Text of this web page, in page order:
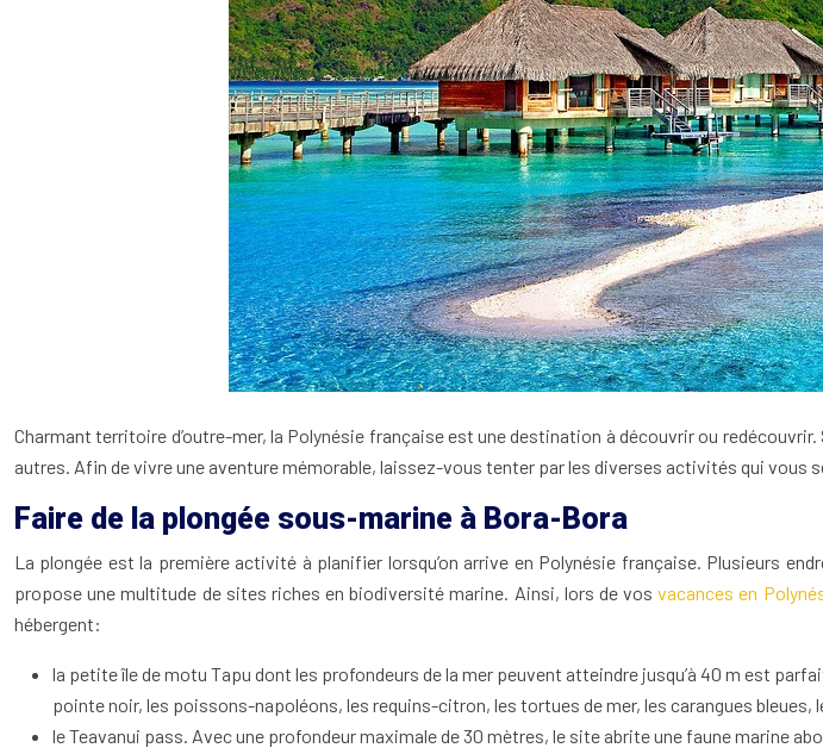
Charmant territoire d’outre-mer, la Polynésie française est une destination à découvrir ou
autres. Afin de vivre une aventure mémorable, laissez-vous tenter par les diverses activités qui vous
Faire de la plongée sous-marine à Bora-Bora
La plongée est la première activité à planifier lorsqu’on arrive en Polynésie française. Plusieurs
propose une multitude de sites riches en biodiversité marine. Ainsi, lors de vosvacances en
hébergent:
la petite île de motu Tapu dont les profondeurs de la mer peuvent atteindre jusqu’à 40 m est
pointe noir, les poissons-napoléons, les requins-citron, les tortues de mer, les carangues bleues,
le Teavanui pass. Avec une profondeur maximale de 30 mètres, le site abrite une faune marine